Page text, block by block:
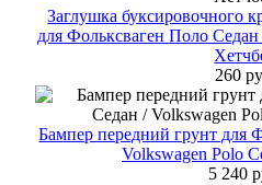
Заглушка буксировочного
для Фольксваген Поло
260
Бампер передний грунт для
Volkswagen Polo
5 240